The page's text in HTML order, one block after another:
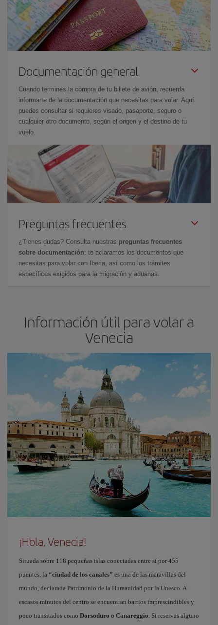
Documentación general
Cuando termines la compra de tu billete de avión, recuerda
informarte de la documentación que necesitas para volar. Aquí
puedes consultar si requieres visado, pasaporte, seguro o
cualquier otro documento, según el origen y el destino de tu
vuelo.
Preguntas frecuentes
¿Tienes dudas? Consulta nuestras preguntas frecuentes
sobre documentación: te aclaramos los documentos que
necesitas para volar con Iberia, así como los trámites
específicos exigidos para la migración y aduanas.
Información útil para volar a
Venecia
¡Hola, Venecia!
Situada sobre 118 pequeñas islas conectadas entre sí por 455
puentes, la “ciudad de los canales” es una de las maravillas del
mundo, declarada Patrimonio de la Humanidad por la Unesco. A
escasos minutos del centro se encuentran barrios imprescindibles y
poco transitados como Dorsoduro o Canareggio. Si reservas alguno